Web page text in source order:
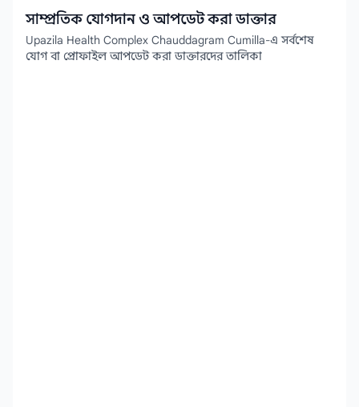
সাম্প্রতিক যোগদান ও আপডেট করা ডাক্তার
Upazila Health Complex Chauddagram Cumilla-এ সর্বশেষ
যোগ বা প্রোফাইল আপডেট করা ডাক্তারদের তালিকা